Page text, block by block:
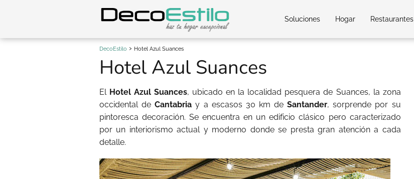
Soluciones Hogar Restaurantes
DecoEstilo Hotel Azul Suances
Hotel Azul Suances
El Hotel Azul Suances, ubicado en la localidad pesquera de Suances, la zona
occidental deCantabria y a escasos 30 km deSantander, sorprende por su
pintoresca decoración. Se encuentra en un edificio clásico pero caracterizado
por un interiorismo actual y moderno donde se presta gran atención a cada
detalle.